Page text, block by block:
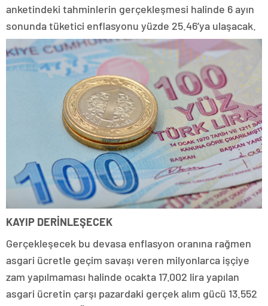
anketindeki tahminlerin gerçekleşmesi halinde 6 ayın
sonunda tüketici enflasyonu yüzde 25.46’ya ulaşacak.
KAYIP DERİNLEŞECEK
Gerçekleşecek bu devasa enflasyon oranına rağmen
asgari ücretle geçim savaşı veren milyonlarca işçiye
zam yapılmaması halinde ocakta 17.002 lira yapılan
asgari ücretin çarşı pazardaki gerçek alım gücü 13.552